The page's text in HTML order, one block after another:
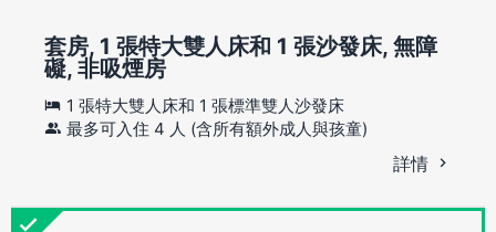
套房, 1 張特大雙人床和 1 張沙發床, 無障
礙, 非吸煙房
1 張特大雙人床和 1 張標準雙人沙發床
最多可入住 4 人 (含所有額外成人與孩童)
詳情